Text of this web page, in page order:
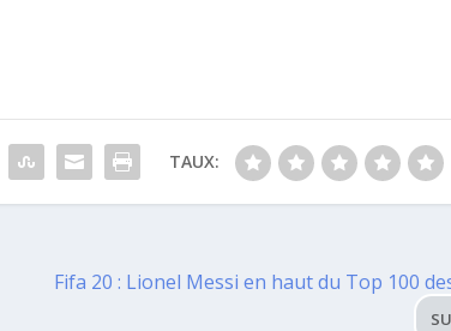
TAUX:
Fifa 20 : Lionel Messi en haut du Top 100